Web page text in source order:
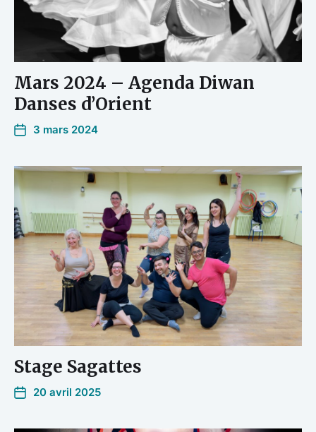
Mars 2024 – Agenda Diwan
Danses d’Orient
3 mars 2024
Stage Sagattes
20 avril 2025